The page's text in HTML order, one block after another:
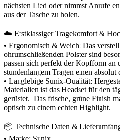
nächsten Lied oder nimmst Anrufe
aus der Tasche zu holen.
☁️ Erstklassiger Tragekomfort &
• Ergonomisch & Weich: Das
ohrumschließenden Polster sind
passen sich perfekt der Kopfform an
stundenlangem Tragen einen absolut
• Langlebige Sunix-Qualität:
Materialien ist das Headset für den
gerüstet. Das frische, grüne Finish
optisch zu einem echten Highlight.
📦 Technische Daten &